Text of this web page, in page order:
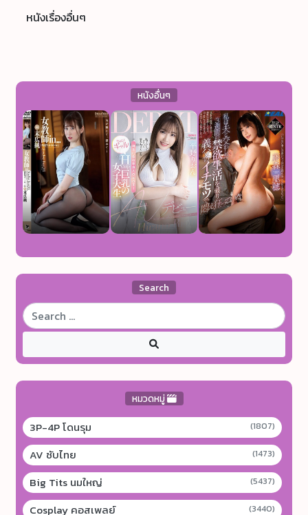
หนังเรื่องอื่นๆ
หนังอื่นๆ
Search
หมวดหมู่
3P-4P โดนรุม (1807)
AV ซับไทย (1473)
Big Tits นมใหญ่ (5437)
Cosplay คอสเพลย์ (3440)